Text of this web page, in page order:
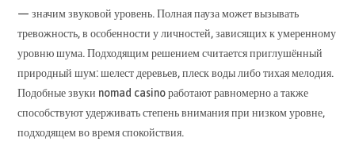
— значим звуковой уровень. Полная пауза может вызывать
тревожность, в особенности у личностей, зависящих к умеренному
уровню шума. Подходящим решением считается приглушённый
природный шум: шелест деревьев, плеск воды либо тихая мелодия.
Подобные звуки nomad casino работают равномерно а также
способствуют удерживать степень внимания при низком уровне,
подходящем во время спокойствия.